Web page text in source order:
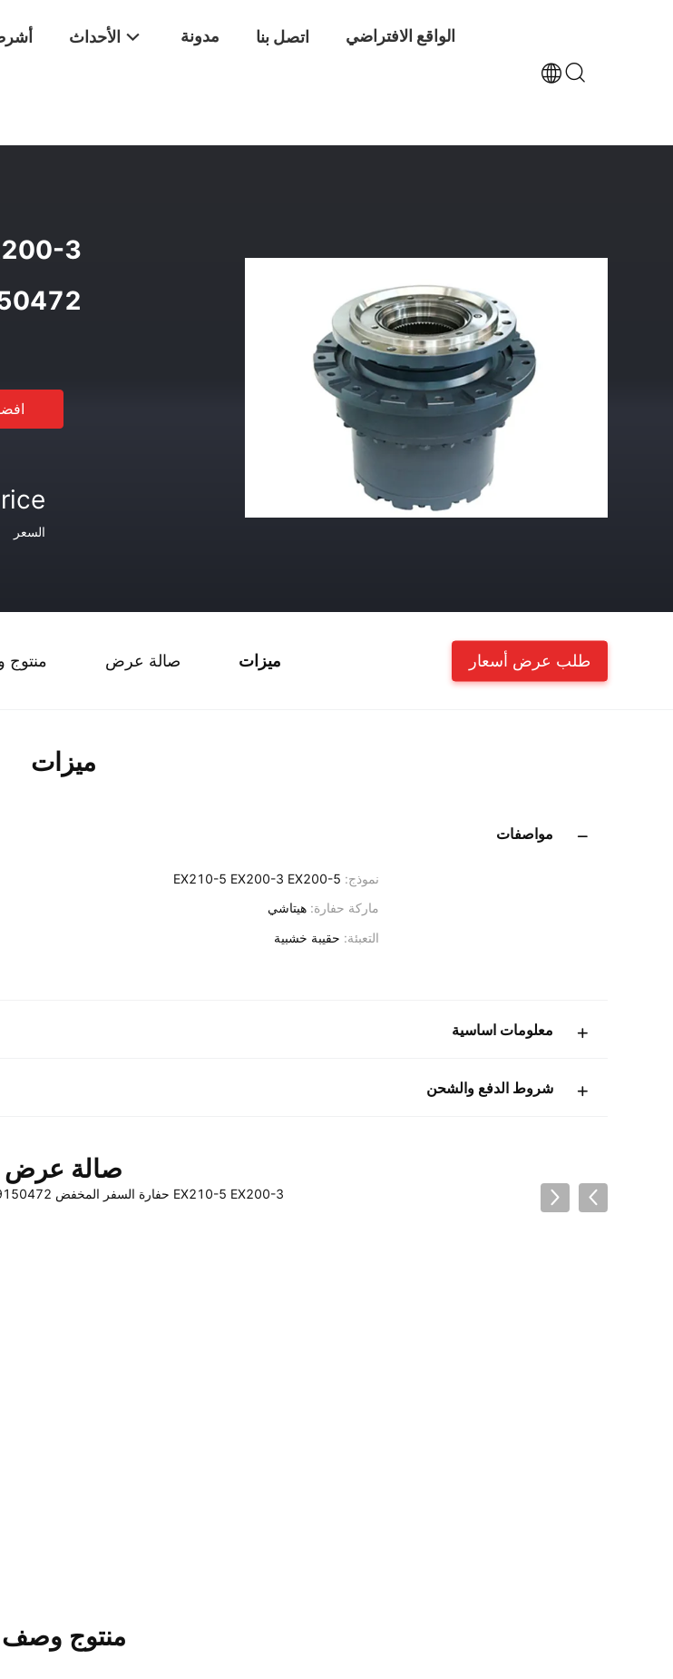
الأحداث مدونة اتصل بنا الواقع الافتراضي
9150472 أجزاء محرك
السعر
ميزات صالة عرض طلب عرض أسعار
ميزات
مواصفات
نموذج: EX210-5 EX200-3 EX200-5
ماركة حفارة: هيتاشي
التعبئة: حقيبة خشبية
معلومات اساسية
شروط الدفع والشحن
صالة عرض
EX210-5 EX200-3 حفارة السفر المخفض 9150472 أجزاء محرك هيتاشي النهائي
منتوج وصف